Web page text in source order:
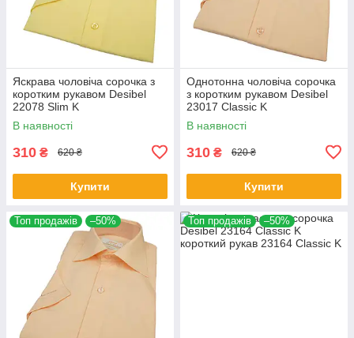
Яскрава чоловіча сорочка з
коротким рукавом Desibel
22078 Slim K
В наявності
310 ₴ 620 ₴
Купити
Однотонна чоловіча сорочка
з коротким рукавом Desibel
23017 Classic K
В наявності
310 ₴ 620 ₴
Купити
Топ продажів –50% Топ продажів –50%